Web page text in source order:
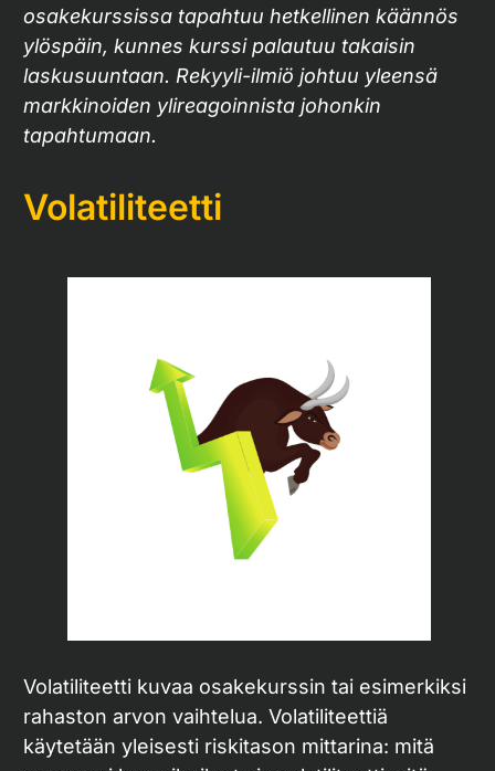
osakekurssissa tapahtuu hetkellinen käännös
ylöspäin, kunnes kurssi palautuu takaisin
laskusuuntaan. Rekyyli-ilmiö johtuu yleensä
markkinoiden ylireagoinnista johonkin
tapahtumaan.
Volatiliteetti
Volatiliteetti kuvaa osakekurssin tai esimerkiksi
rahaston arvon vaihtelua. Volatiliteettiä
käytetään yleisesti riskitason mittarina: mitä